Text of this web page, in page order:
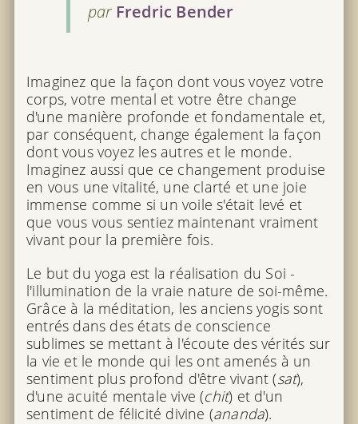
par Fredric Bender
Imaginez que la façon dont vous voyez votre
corps, votre mental et votre être change
d'une manière profonde et fondamentale et,
par conséquent, change également la façon
dont vous voyez les autres et le monde.
Imaginez aussi que ce changement produise
en vous une vitalité, une clarté et une joie
immense comme si un voile s'était levé et
que vous vous sentiez maintenant vraiment
vivant pour la première fois.
Le but du yoga est la réalisation du Soi -
l'illumination de la vraie nature de soi-même.
Grâce à la méditation, les anciens yogis sont
entrés dans des états de conscience
sublimes se mettant à l'écoute des vérités sur
la vie et le monde qui les ont amenés à un
sentiment plus profond d'être vivant (sat),
d'une acuité mentale vive (chit) et d'un
sentiment de félicité divine (ananda).